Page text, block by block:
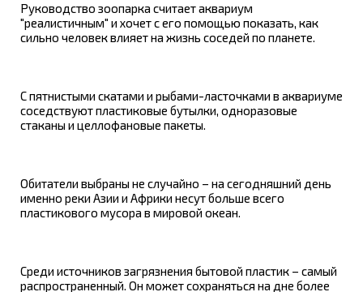
Руководство зоопарка считает аквариум
"реалистичным" и хочет с его помощью показать, как
сильно человек влияет на жизнь соседей по планете.
С пятнистыми скатами и рыбами-ласточками в аквариуме
соседствуют пластиковые бутылки, одноразовые
стаканы и целлофановые пакеты.
Обитатели выбраны не случайно – на сегодняшний день
именно реки Азии и Африки несут больше всего
пластикового мусора в мировой океан.
Среди источников загрязнения бытовой пластик – самый
распространенный. Он может сохраняться на дне более